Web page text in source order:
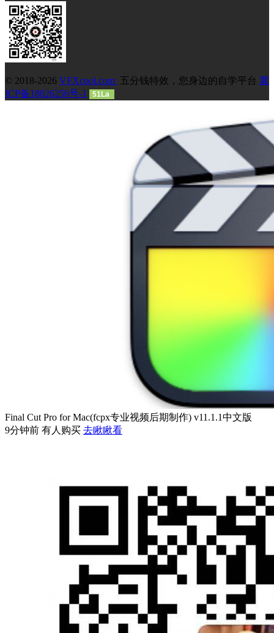
© 2018-2026 VFXcool.com 五分钱特效，您身边的自学平台 冀
ICP备18026256号-1
51La
Final Cut Pro for Mac(fcpx专业视频后期制作) v11.1.1中文版
9分钟前 有人购买 去瞅瞅看